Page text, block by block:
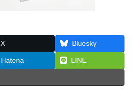
X Bluesky
Hatena LINE